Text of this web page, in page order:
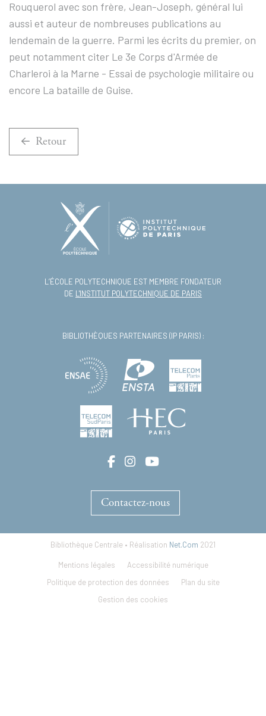
Rouquerol avec son frère, Jean-Joseph, général lui
aussi et auteur de nombreuses publications au
lendemain de la guerre. Parmi les écrits du premier, on
peut notamment citer Le 3e Corps d'Armée de
Charleroi à la Marne - Essai de psychologie militaire ou
encore La bataille de Guise.
Retour
L’ÉCOLE POLYTECHNIQUE EST MEMBRE FONDATEUR
DE L'INSTITUT POLYTECHNIQUE DE PARIS
BIBLIOTHÈQUES PARTENAIRES (IP PARIS) :
Contactez-nous
Bibliothèque Centrale • Réalisation Net.Com 2021
Footer
menu
Mentions légales
Accessibilité numérique
Politique de protection des données
Plan du site
Gestion des cookies